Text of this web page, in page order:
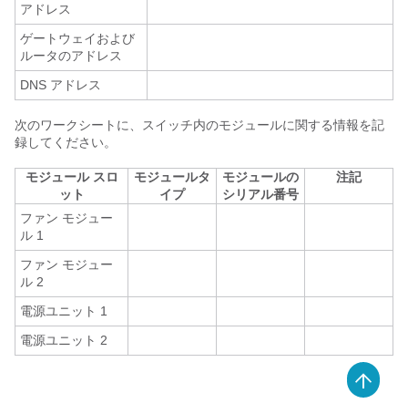
アドレス
ゲートウェイおよび
ルータのアドレス
DNS アドレス
次のワークシートに、スイッチ内のモジュールに関する情報を記
録してください。
モジュール スロ
ット
モジュールタ
イプ
モジュールの
シリアル番号
注記
ファン モジュー
ル 1
ファン モジュー
ル 2
電源ユニット 1
電源ユニット 2